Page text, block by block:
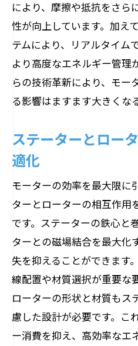
により、摩擦や抵抗をさら
性が向上しています。加え
テムにより、リアルタイム
より高度なエネルギー管理
らの技術革新により、モー
る影響はますます大きくな
ステーターとロー
適化
モーターの効率を最大限に
ターとローターの相互作用
です。ステーターの鉄心と
ターとの磁場結合を最大化
失を抑えることができます
線配置や材質選択が重要な
ローターの形状と材質もス
慮した設計が必要です。こ
ー消費を抑え、高効率なエ